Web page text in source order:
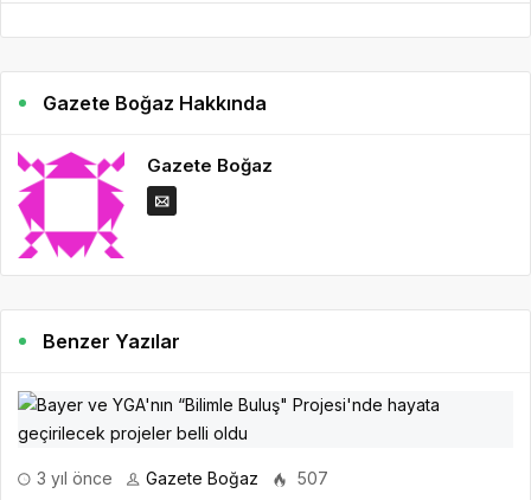
Gazete Boğaz Hakkında
Gazete Boğaz
Benzer Yazılar
3 yıl önce Gazete Boğaz 507